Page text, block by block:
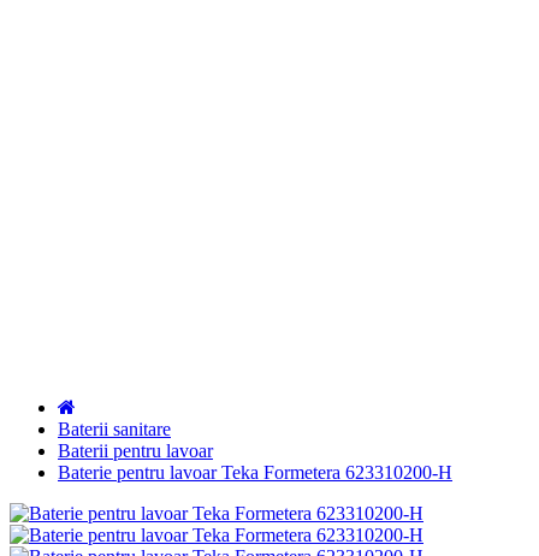
Baterii sanitare
Baterii pentru lavoar
Baterie pentru lavoar Teka Formetera 623310200-H